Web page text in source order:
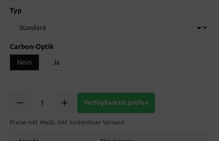
Typ
Carbon-Optik
Nein
Ja
Verfügbarkeit prüfen
Preise inkl. MwSt. inkl. kostenloser Versand